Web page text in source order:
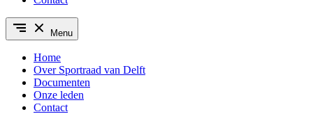
Menu
Home
Over Sportraad van Delft
Documenten
Onze leden
Contact